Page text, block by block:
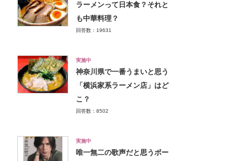
ラーメンって日本食？それと
も中華料理？
回答数：19631
実施中
神奈川県で一番うまいと思う
「横浜家系ラーメン店」はど
こ？
回答数：8502
実施中
唯一無二の歌声だと思うボー